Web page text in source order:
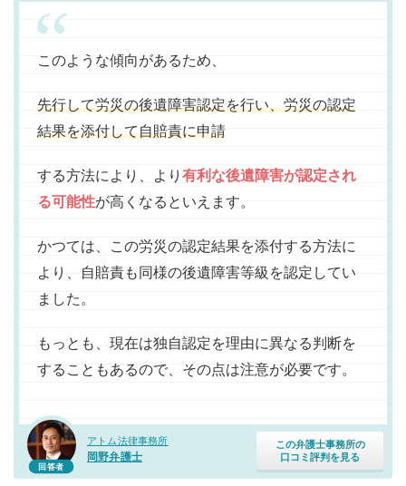
回答者
アトム法律事務所
岡野弁護士
この弁護士事務所の
口コミ評判を見る
このような傾向があるため、
先行して労災の後遺障害認定を行い、労災の認定
結果を添付して自賠責に申請
する方法により、より 有利な後遺障害が認定され
る可能性が高くなるといえます。
かつては、この労災の認定結果を添付する方法に
より、自賠責も同様の後遺障害等級を認定してい
ました。
もっとも、現在は独自認定を理由に異なる判断を
することもあるので、その点は注意が必要です。